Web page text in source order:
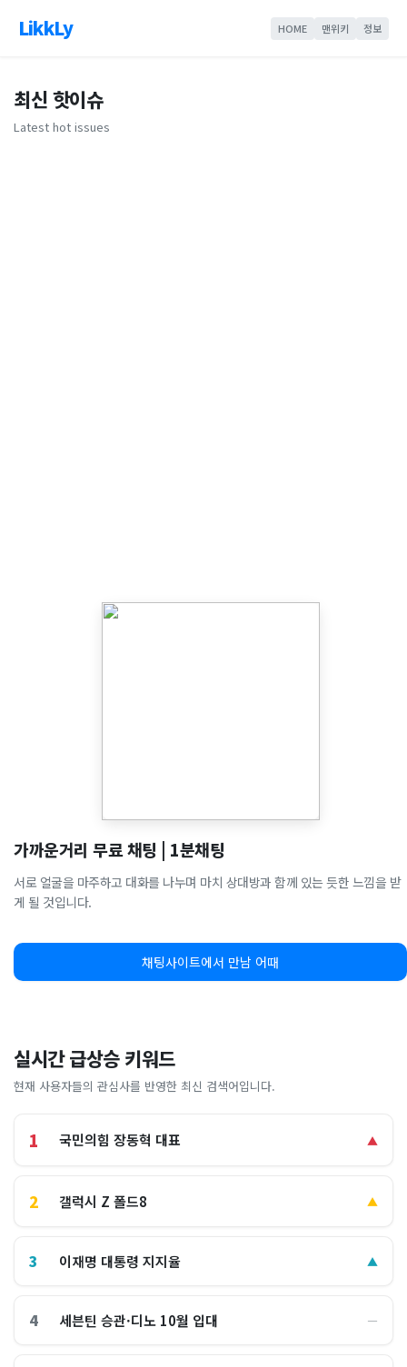
LikkLy HOME 맨위키 정보
최신 핫이슈
Latest hot issues
가까운거리 무료 채팅 | 1분채팅
서로 얼굴을 마주하고 대화를 나누며 마치 상대방과 함께 있는 듯한 느낌을 받
게 될 것입니다.
채팅사이트에서 만남 어때
실시간 급상승 키워드
현재 사용자들의 관심사를 반영한 최신 검색어입니다.
1 국민의힘 장동혁 대표 ▲
2 갤럭시 Z 폴드8 ▲
3 이재명 대통령 지지율 ▲
4 세븐틴 승관·디노 10월 입대 ―